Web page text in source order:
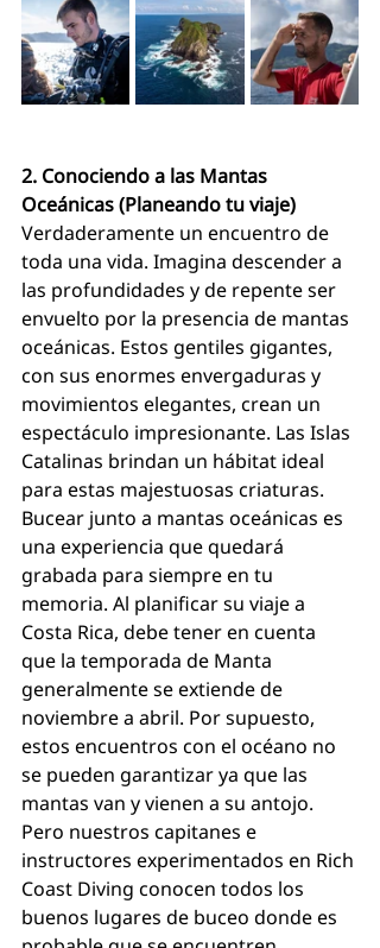
2. Conociendo a las Mantas
Oceánicas (Planeando tu viaje)
Verdaderamente un encuentro de
toda una vida. Imagina descender a
las profundidades y de repente ser
envuelto por la presencia de mantas
oceánicas. Estos gentiles gigantes,
con sus enormes envergaduras y
movimientos elegantes, crean un
espectáculo impresionante. Las Islas
Catalinas brindan un hábitat ideal
para estas majestuosas criaturas.
Bucear junto a mantas oceánicas es
una experiencia que quedará
grabada para siempre en tu
memoria. Al planificar su viaje a
Costa Rica, debe tener en cuenta
que la temporada de Manta
generalmente se extiende de
noviembre a abril. Por supuesto,
estos encuentros con el océano no
se pueden garantizar ya que las
mantas van y vienen a su antojo.
Pero nuestros capitanes e
instructores experimentados en Rich
Coast Diving conocen todos los
buenos lugares de buceo donde es